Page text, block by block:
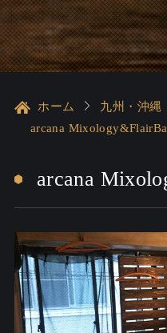
ホーム 九州・沖縄
arcana
arcana